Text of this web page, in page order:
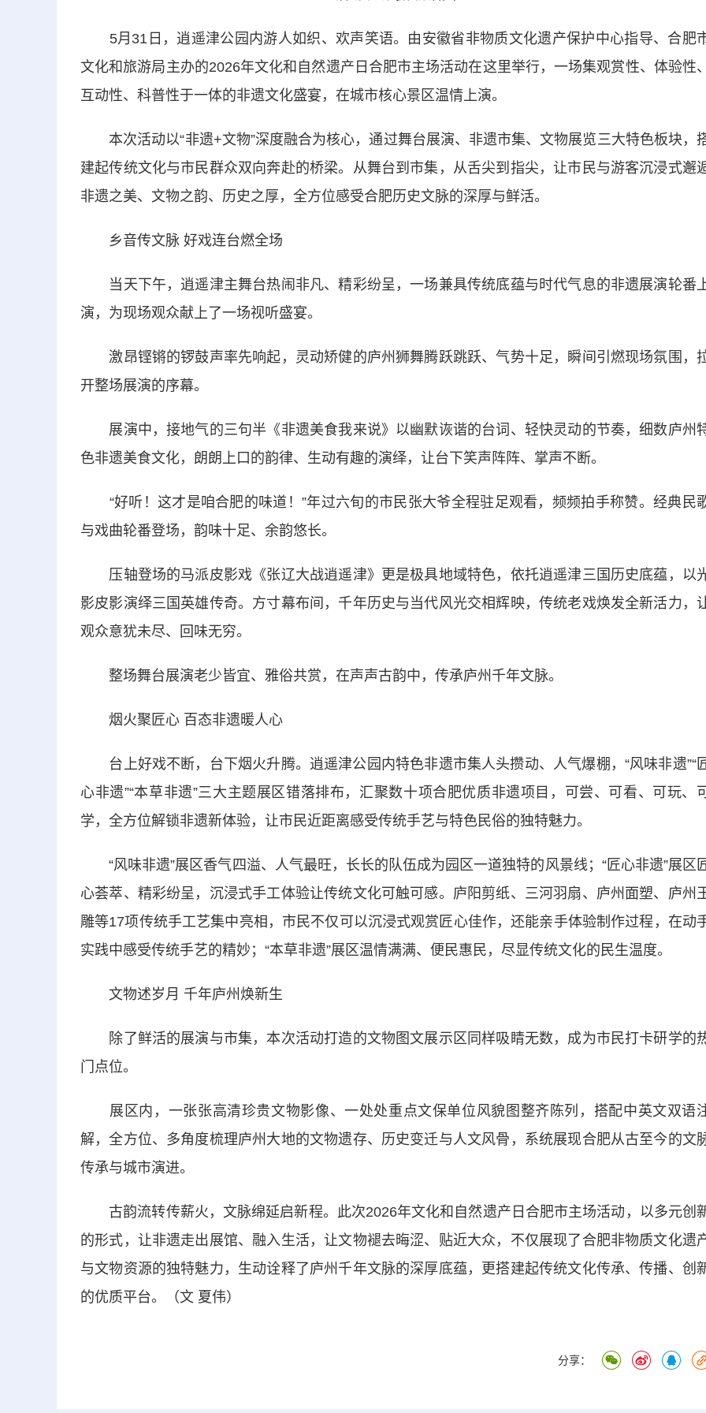
5月31日，逍遥津公园内游人如织、欢声笑语。由安徽省非物质文化遗产保护中心指导、合肥
文化和旅游局主办的2026年文化和自然遗产日合肥市主场活动在这里举行，一场集观赏性、体验性、
互动性、科普性于一体的非遗文化盛宴，在城市核心景区温情上演。
本次活动以“非遗+文物”深度融合为核心，通过舞台展演、非遗市集、文物展览三大特色板块，
建起传统文化与市民群众双向奔赴的桥梁。从舞台到市集，从舌尖到指尖，让市民与游客沉浸式邂
非遗之美、文物之韵、历史之厚，全方位感受合肥历史文脉的深厚与鲜活。
乡音传文脉 好戏连台燃全场
当天下午，逍遥津主舞台热闹非凡、精彩纷呈，一场兼具传统底蕴与时代气息的非遗展演轮番
演，为现场观众献上了一场视听盛宴。
激昂铿锵的锣鼓声率先响起，灵动矫健的庐州狮舞腾跃跳跃、气势十足，瞬间引燃现场氛围，
开整场展演的序幕。
展演中，接地气的三句半《非遗美食我来说》以幽默诙谐的台词、轻快灵动的节奏，细数庐州
色非遗美食文化，朗朗上口的韵律、生动有趣的演绎，让台下笑声阵阵、掌声不断。
“好听！这才是咱合肥的味道！”年过六旬的市民张大爷全程驻足观看，频频拍手称赞。经典民
与戏曲轮番登场，韵味十足、余韵悠长。
压轴登场的马派皮影戏《张辽大战逍遥津》更是极具地域特色，依托逍遥津三国历史底蕴，以
影皮影演绎三国英雄传奇。方寸幕布间，千年历史与当代风光交相辉映，传统老戏焕发全新活力，
观众意犹未尽、回味无穷。
整场舞台展演老少皆宜、雅俗共赏，在声声古韵中，传承庐州千年文脉。
烟火聚匠心 百态非遗暖人心
台上好戏不断，台下烟火升腾。逍遥津公园内特色非遗市集人头攒动、人气爆棚，“风味非遗”“
心非遗”“本草非遗”三大主题展区错落排布，汇聚数十项合肥优质非遗项目，可尝、可看、可玩、可
学，全方位解锁非遗新体验，让市民近距离感受传统手艺与特色民俗的独特魅力。
“风味非遗”展区香气四溢、人气最旺，长长的队伍成为园区一道独特的风景线；“匠心非遗”展区
心荟萃、精彩纷呈，沉浸式手工体验让传统文化可触可感。庐阳剪纸、三河羽扇、庐州面塑、庐州
雕等17项传统手工艺集中亮相，市民不仅可以沉浸式观赏匠心佳作，还能亲手体验制作过程，在动
实践中感受传统手艺的精妙；“本草非遗”展区温情满满、便民惠民，尽显传统文化的民生温度。
文物述岁月 千年庐州焕新生
除了鲜活的展演与市集，本次活动打造的文物图文展示区同样吸睛无数，成为市民打卡研学的
门点位。
展区内，一张张高清珍贵文物影像、一处处重点文保单位风貌图整齐陈列，搭配中英文双语
解，全方位、多角度梳理庐州大地的文物遗存、历史变迁与人文风骨，系统展现合肥从古至今的文
传承与城市演进。
古韵流转传薪火，文脉绵延启新程。此次2026年文化和自然遗产日合肥市主场活动，以多元创
的形式，让非遗走出展馆、融入生活，让文物褪去晦涩、贴近大众，不仅展现了合肥非物质文化遗
与文物资源的独特魅力，生动诠释了庐州千年文脉的深厚底蕴，更搭建起传统文化传承、传播、创
的优质平台。（文 夏伟）
分享：